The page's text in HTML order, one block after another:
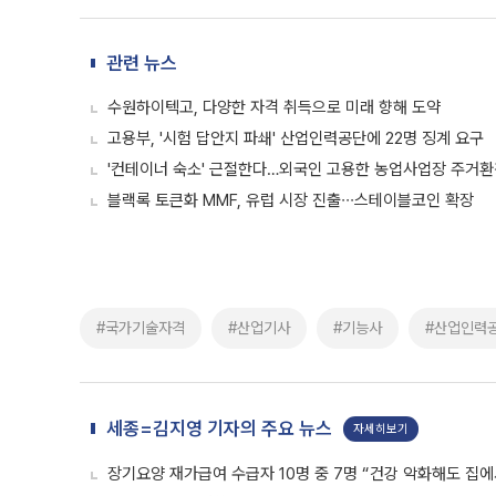
관련 뉴스
수원하이텍고, 다양한 자격 취득으로 미래 향해 도약
고용부, '시험 답안지 파쇄' 산업인력공단에 22명 징계 요구
'컨테이너 숙소' 근절한다…외국인 고용한 농업사업장 주거
블랙록 토큰화 MMF, 유럽 시장 진출∙∙∙스테이블코인 확장
#국가기술자격 #산업기사 #기능사 #산업인력
세종=김지영 기자의 주요 뉴스 자세히보기
장기요양 재가급여 수급자 10명 중 7명 “건강 악화해도 집에